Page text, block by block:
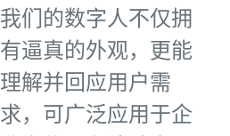
我们的数字人不仅拥
有逼真的外观，更能
理解并回应用户需
求，可广泛应用于企